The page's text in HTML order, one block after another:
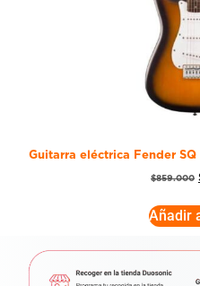
Guitarra eléctrica Fender
$859.000
Añadir